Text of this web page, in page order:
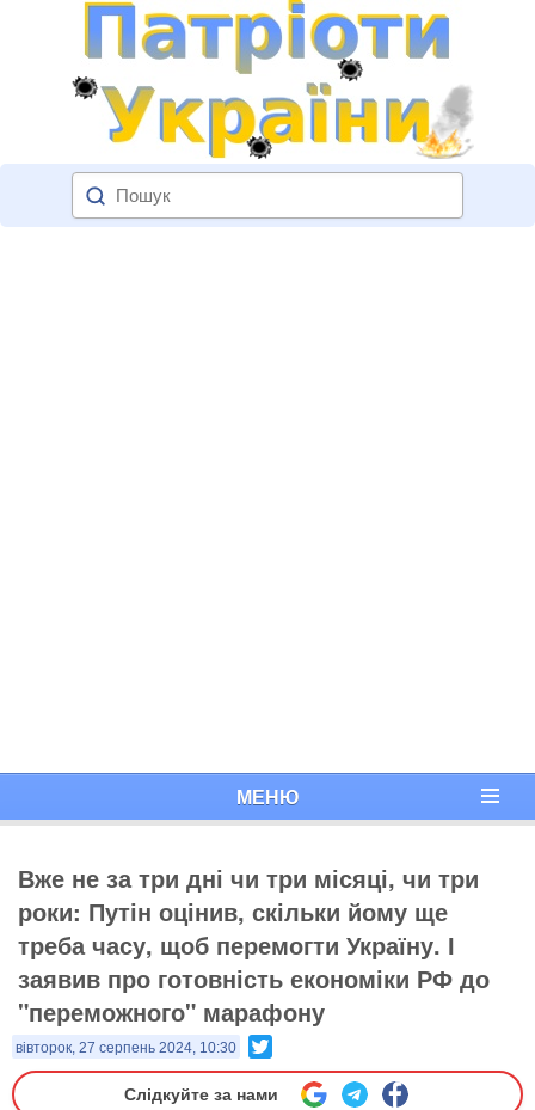
МЕНЮ
Вже не за три дні чи три місяці, чи три
роки: Путін оцінив, скільки йому ще
треба часу, щоб перемогти Україну. І
заявив про готовність економіки РФ до
"переможного" марафону
вівторок, 27 серпень 2024, 10:30
Слідкуйте за нами